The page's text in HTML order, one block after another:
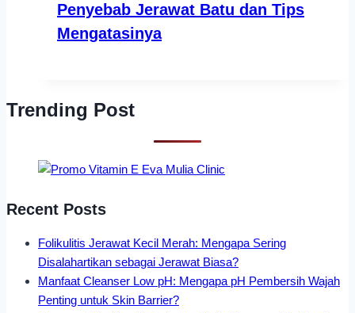
Penyebab Jerawat Batu dan Tips
Mengatasinya
Trending Post
Recent Posts
Folikulitis Jerawat Kecil Merah: Mengapa Sering
Disalahartikan sebagai Jerawat Biasa?
Manfaat Cleanser Low pH: Mengapa pH Pembersih Wajah
Penting untuk Skin Barrier?